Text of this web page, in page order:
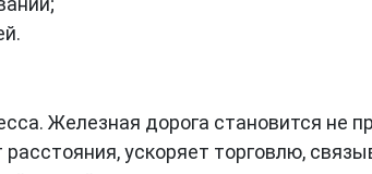
Железная дорога становится не
ускоряет торговлю,